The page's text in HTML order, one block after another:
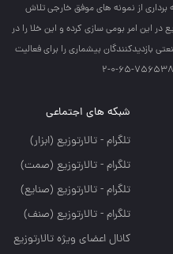
برداري از نمونه هاي موفق خارجي تلاش
در اين امر بومي سازي كرده و اين خلا را در
بازديدكنندگان بيشماري را براي فعاليت
شبکه های اجتماعی
تلگرام - تالارتوزيع (ابزار)
تلگرام - تالارتوزيع (صمت)
تلگرام - تالارتوزيع (صنايع)
تلگرام - تالارتوزیع (صنف)
کانال اعضای ویژه تالارتوزیع